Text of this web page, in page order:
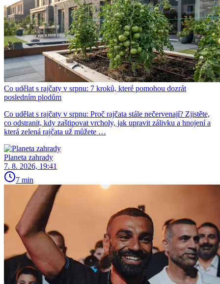
Co udělat s rajčaty v srpnu: 7 kroků, které pomohou dozrát
posledním plodům
Co udělat s rajčaty v srpnu: Proč rajčata stále nečervenají? Zjistěte,
co odstranit, kdy zaštipovat vrcholy, jak upravit zálivku a hnojení a
která zelená rajčata už můžete …
Planeta zahrady
7. 8. 2026, 19:41
7 min